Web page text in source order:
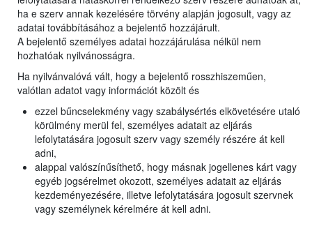
ha e szerv annak kezelésére törvény alapján jogosult, vagy az
adatai továbbításához a bejelentő hozzájárult.
A bejelentő személyes adatai hozzájárulása nélkül nem
hozhatóak nyilvánosságra.
Ha nyilvánvalóvá vált, hogy a bejelentő rosszhiszeműen,
valótlan adatot vagy információt közölt és
ezzel bűncselekmény vagy szabálysértés elkövetésére utaló
körülmény merül fel, személyes adatait az eljárás
lefolytatására jogosult szerv vagy személy részére át kell
adni,
alappal valószínűsíthető, hogy másnak jogellenes kárt vagy
egyéb jogsérelmet okozott, személyes adatait az eljárás
kezdeményezésére, illetve lefolytatására jogosult szervnek
vagy személynek kérelmére át kell adni.